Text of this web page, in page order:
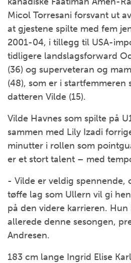
Micol Torresani forsvant ut
at gjestene spilte med fem
2001-04, i tillegg til USA-
tidligere landslagsforward
(36) og superveteran og
(48), som er i startfemmeren
datteren Vilde (15).
Vilde Havnes som spilte på
sammen med Lily Izadi
minutter i rollen som
er et stort talent – med
- Vilde er veldig spennende,
tøffe lag som Ullern vil gi
på den videre karrieren.
allerede denne sesongen,
Andresen.
183 cm lange Ingrid Elise